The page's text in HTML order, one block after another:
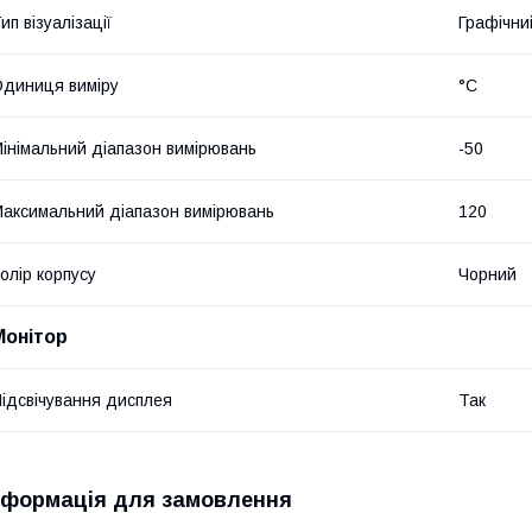
візуалізації
виміру °С
діапазон вимірювань -50
діапазон вимірювань 120
корпусу Чорний
дисплея Так
для замовлення